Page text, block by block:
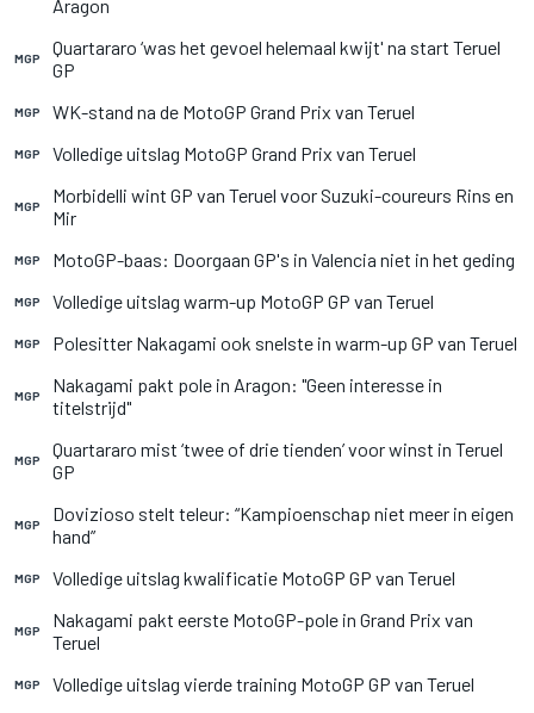
Aragon
MGP
Quartararo ‘was het gevoel helemaal kwijt' na start Teruel
GP
MGP WK-stand na de MotoGP Grand Prix van Teruel
MGP Volledige uitslag MotoGP Grand Prix van Teruel
MGP
Morbidelli wint GP van Teruel voor Suzuki-coureurs Rins en
Mir
MGP MotoGP-baas: Doorgaan GP's in Valencia niet in het geding
MGP Volledige uitslag warm-up MotoGP GP van Teruel
MGP Polesitter Nakagami ook snelste in warm-up GP van Teruel
MGP
Nakagami pakt pole in Aragon: "Geen interesse in
titelstrijd"
MGP
Quartararo mist ‘twee of drie tienden’ voor winst in Teruel
GP
MGP
Dovizioso stelt teleur: “Kampioenschap niet meer in eigen
hand”
MGP Volledige uitslag kwalificatie MotoGP GP van Teruel
MGP
Nakagami pakt eerste MotoGP-pole in Grand Prix van
Teruel
MGP Volledige uitslag vierde training MotoGP GP van Teruel